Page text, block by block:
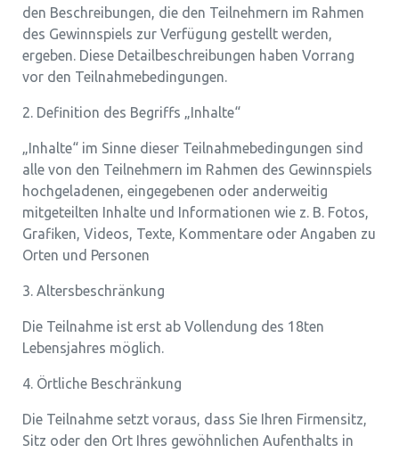
den Beschreibungen, die den Teilnehmern im Rahmen
des Gewinnspiels zur Verfügung gestellt werden,
ergeben. Diese Detailbeschreibungen haben Vorrang
vor den Teilnahmebedingungen.
2. Definition des Begriffs „Inhalte“
„Inhalte“ im Sinne dieser Teilnahmebedingungen sind
alle von den Teilnehmern im Rahmen des Gewinnspiels
hochgeladenen, eingegebenen oder anderweitig
mitgeteilten Inhalte und Informationen wie z. B. Fotos,
Grafiken, Videos, Texte, Kommentare oder Angaben zu
Orten und Personen
3. Altersbeschränkung
Die Teilnahme ist erst ab Vollendung des 18ten
Lebensjahres möglich.
4. Örtliche Beschränkung
Die Teilnahme setzt voraus, dass Sie Ihren Firmensitz,
Sitz oder den Ort Ihres gewöhnlichen Aufenthalts in